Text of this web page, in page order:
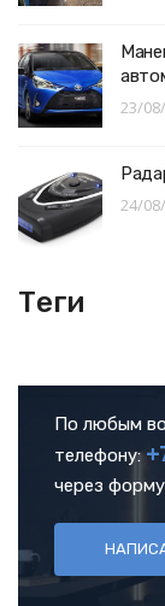
23/
24/
Теги
По любым
телефону:
через